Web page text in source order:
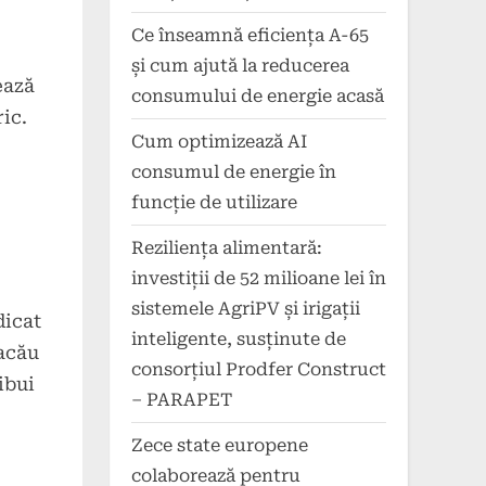
Ce înseamnă eficiența A-65
și cum ajută la reducerea
consumului de energie acasă
Cum optimizează AI
consumul de energie în
funcție de utilizare
Reziliența alimentară:
investiții de 52 milioane lei în
sistemele AgriPV și irigații
inteligente, susținute de
consorțiul Prodfer Construct
– PARAPET
Zece state europene
colaborează pentru